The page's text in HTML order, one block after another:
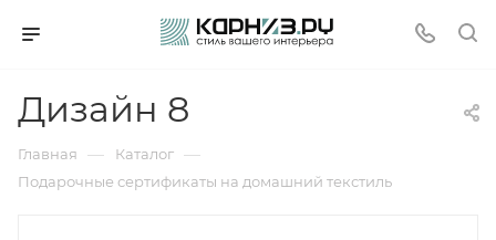
Дизайн 8
Главная — Каталог —
Подарочные сертификаты на домашний текстиль